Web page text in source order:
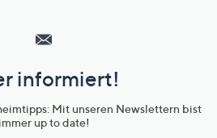
informiert!
Mit unseren Newslettern bist
up to date!